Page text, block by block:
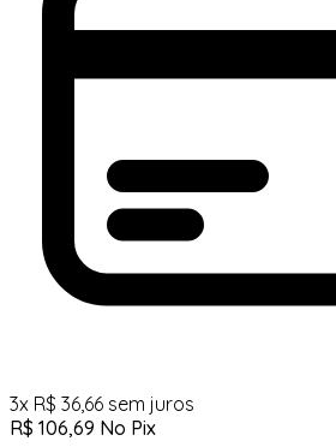
3x R$ 36,66 sem juros
R$ 106,69 No Pix